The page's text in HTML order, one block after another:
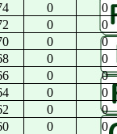
0 0
0 0
0 0
0 0
0 0
0 0
0 0
0 0